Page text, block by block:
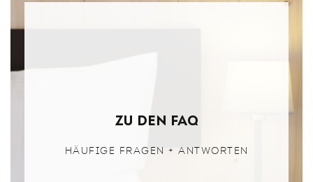
zu den faq
HÄUFIGE FRAGEN + ANTWORTEN